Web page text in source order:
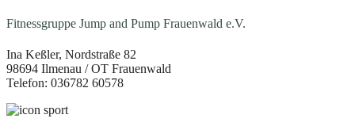
Fitnessgruppe Jump and Pump Frauenwald e.V.
Ina Keßler, Nordstraße 82
98694 Ilmenau / OT Frauenwald
Telefon: 036782 60578